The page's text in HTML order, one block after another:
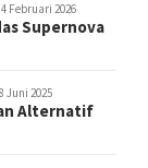
4 Februari 2026
Supernova
Juni 2025
Alternatif